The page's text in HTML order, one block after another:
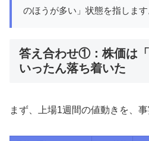
のほうが多い」状態を指します
答え合わせ①：株価は「
いったん落ち着いた
まず、上場1週間の値動きを、事